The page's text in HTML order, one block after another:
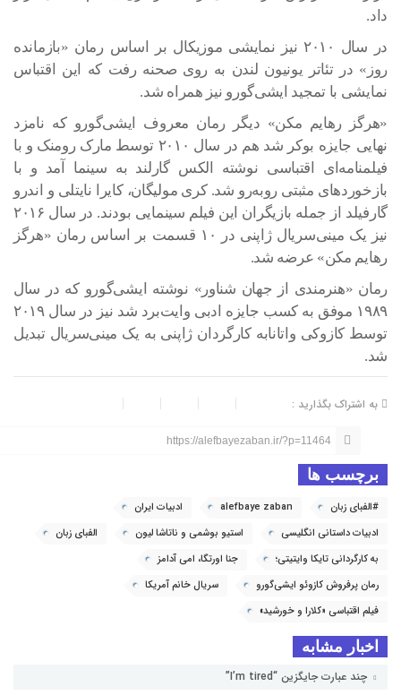
داد.
در سال ۲۰۱۰ نیز نمایشی موزیکال بر اساس رمان «بازمانده
روز» در تئاتر یونیون لندن به روی صحنه رفت که این اقتباس
نمایشی با تمجید ایشی‌گورو نیز همراه شد.
«هرگز رهایم مکن» دیگر رمان معروف ایشی‌گورو که نامزد
نهایی جایزه بوکر شد هم در سال ۲۰۱۰ توسط مارک رومنک و با
فیلمنامه‌ای اقتباسی نوشته الکس گارلند به سینما آمد و با
بازخوردهای مثبتی روبه‌رو شد. کری مولیگان، کایرا نایتلی و اندرو
گارفیلد از جمله بازیگران این فیلم سینمایی بودند. در سال ۲۰۱۶
نیز یک مینی‌سریال ژاپنی در ۱۰ قسمت بر اساس رمان «هرگز
رهایم مکن» عرضه شد.
رمان «هنرمندی از جهان شناور» نوشته ایشی‌گورو که در سال
۱۹۸۹ موفق به کسب جایزه ادبی وایت‌برد شد نیز در سال ۲۰۱۹
توسط کازوکی واتانابه کارگردان ژاپنی به یک مینی‌سریال تبدیل
شد.
به اشتراک بگذارید :
https://alefbayezaban.ir/?p=11464
برچسب ها
#الفبای زبان alefbaye zaban
ادبیات ایران
ادبیات داستانی انگلیسی
استیو بوشمی و ناتاشا لیون
الفبای زبان
به کارگردانی تایکا وایتیتی؛
جنا اورتگا، امی آدامز
رمان پرفروش کازوئو ایشی‌گورو
سریال خانم آمریکا
فیلم اقتباسی «کلارا و خورشید»
اخبار مشابه
چند عبارت جایگزین “I’m tired”